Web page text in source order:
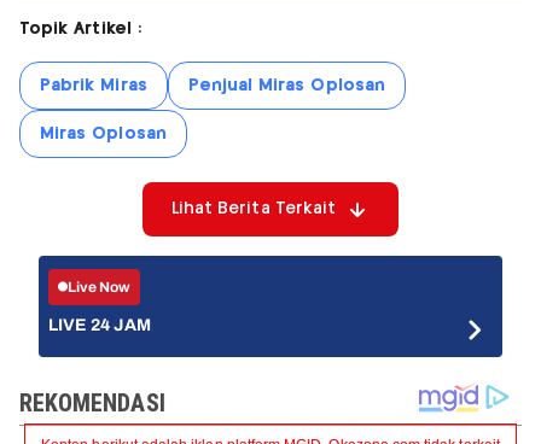
Topik Artikel :
Pabrik Miras Penjual Miras Oplosan
Miras Oplosan
Lihat Berita Terkait
Live Now
LIVE 24 JAM